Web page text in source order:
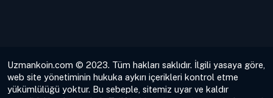
Uzmankoin.com © 2023. Tüm hakları saklıdır. İlgili yasaya göre,
web site yönetiminin hukuka aykırı içerikleri kontrol etme
yükümlülüğü yoktur. Bu sebeple, sitemiz uyar ve kaldır